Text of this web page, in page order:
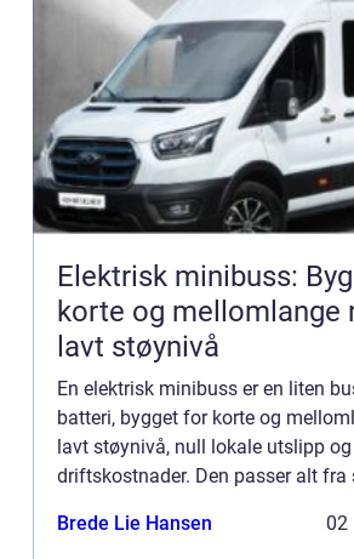
Elektrisk minibuss:
korte og mellomlange
lavt støynivå
En elektrisk minibuss er en liten
batteri, bygget for korte og
lavt støynivå, null lokale utslipp
driftskostnader. Den passer alt fra
Brede Lie Hansen 02